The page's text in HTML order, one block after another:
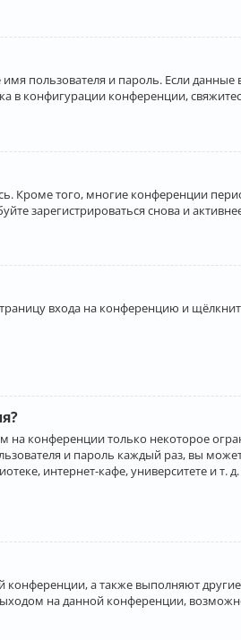
пользователя и пароль. Если
конфигурации конференции,
Кроме того, многие конференции
снова и активнее
входа на конференцию и
на конференции только некоторое
и пароль каждый раз, вы
интернет-кафе, университете и т. д.
а также выполняют
на данной конференции,